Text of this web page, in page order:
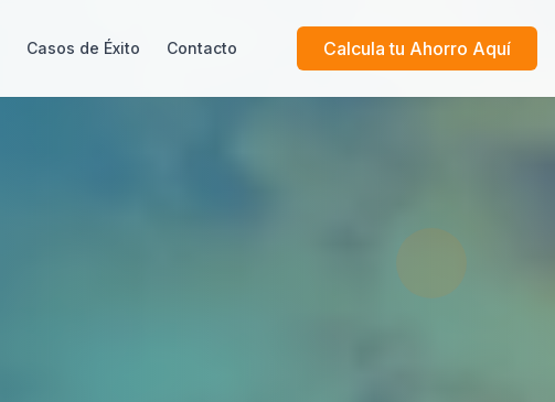
Casos de Éxito Contacto Calcula tu Ahorro Aquí